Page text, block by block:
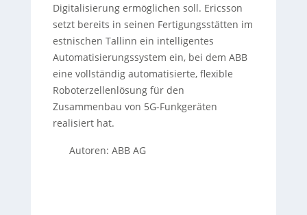
Digitalisierung ermöglichen soll. Ericsson
setzt bereits in seinen Fertigungsstätten im
estnischen Tallinn ein intelligentes
Automatisierungssystem ein, bei dem ABB
eine vollständig automatisierte, flexible
Roboterzellenlösung für den
Zusammenbau von 5G-Funkgeräten
realisiert hat.
Autoren: ABB AG